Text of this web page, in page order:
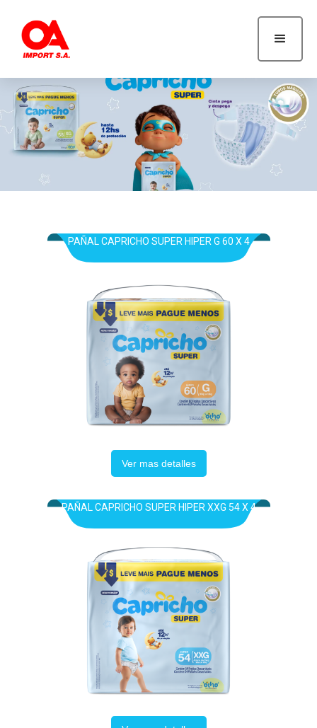
Capricho-super
PAÑAL CAPRICHO SUPER HIPER G 60 X 4
Ver mas detalles
PAÑAL CAPRICHO SUPER HIPER XXG 54 X 4